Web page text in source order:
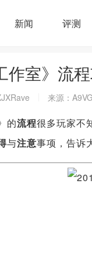
新闻 评测
作室》流
来源：A9VG
的流程很多玩家不
与注意事项，告诉